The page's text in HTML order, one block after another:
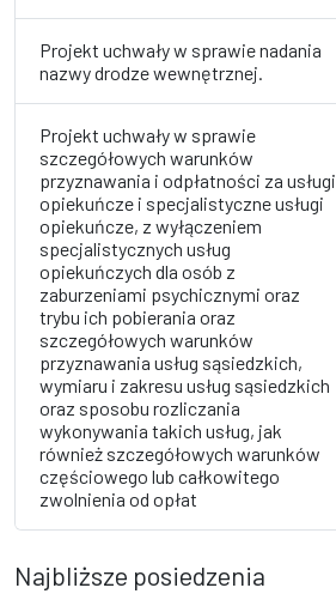
Projekt uchwały w sprawie nadania
nazwy drodze wewnętrznej.
Projekt uchwały w sprawie
szczegółowych warunków
przyznawania i odpłatności za usługi
opiekuńcze i specjalistyczne usługi
opiekuńcze, z wyłączeniem
specjalistycznych usług
opiekuńczych dla osób z
zaburzeniami psychicznymi oraz
trybu ich pobierania oraz
szczegółowych warunków
przyznawania usług sąsiedzkich,
wymiaru i zakresu usług sąsiedzkich
oraz sposobu rozliczania
wykonywania takich usług, jak
również szczegółowych warunków
częściowego lub całkowitego
zwolnienia od opłat
Najbliższe posiedzenia